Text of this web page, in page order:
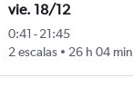
vie. 18/12
0:41 -21:45
2 escalas
26 h 04 min